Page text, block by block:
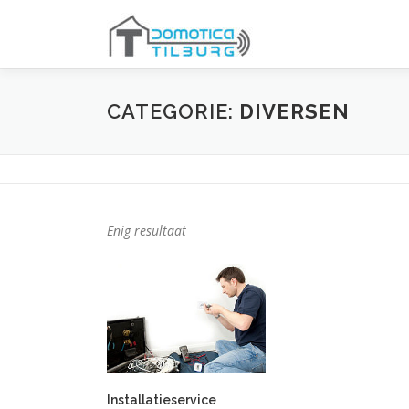
inhoud
CATEGORIE: DIVERSEN
Enig resultaat
Installatieservice